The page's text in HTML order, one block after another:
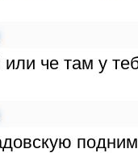
че там у